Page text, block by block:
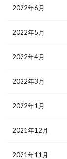
2022年6月
2022年5月
2022年4月
2022年3月
2022年1月
2021年12月
2021年11月